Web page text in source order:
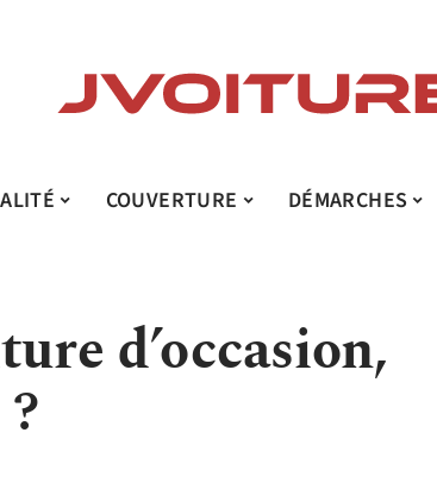
COUVERTURE DÉMARCHES
d’occasion,